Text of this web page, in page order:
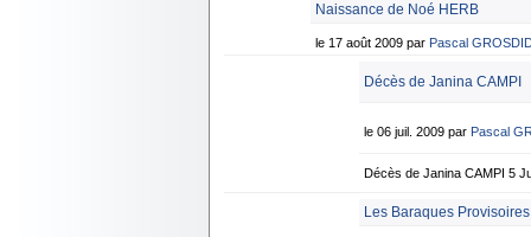
Naissance de Noé HERB
le 17 août 2009 par Pascal
Décès de Janina CAMPI
le 06 juil. 2009 par Pascal
Décès de Janina CAMPI 5
Les Baraques Provisoires